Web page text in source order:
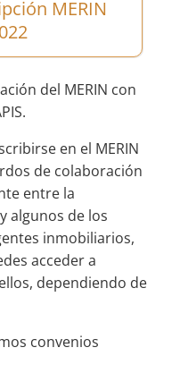
MERIN
del MERIN con
en el MERIN
de colaboración
entre la
algunos de los
inmobiliarios,
acceder a
dependiendo de
convenios